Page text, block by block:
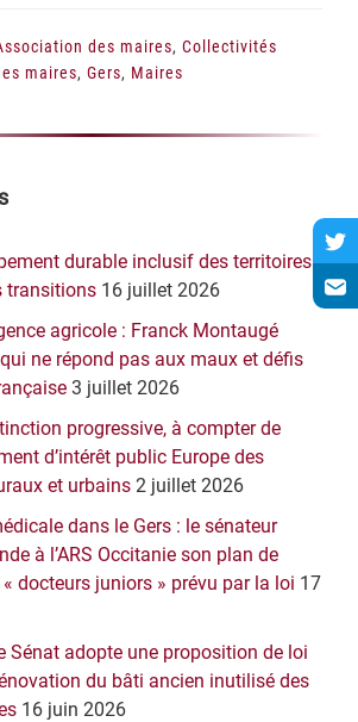
des maires, Collectivités
maires, Gers, Maires
durable inclusif des territoires
transitions 16 juillet 2026
agricole : Franck Montaugé
ne répond pas aux maux et défis
3 juillet 2026
progressive, à compter de
d’intérêt public Europe des
et urbains 2 juillet 2026
dans le Gers : le sénateur
à l’ARS Occitanie son plan de
docteurs juniors » prévu par la loi 17
Sénat adopte une proposition de loi
du bâti ancien inutilisé des
16 juin 2026